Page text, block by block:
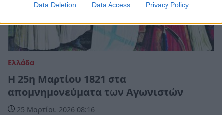
Data Deletion Data Access Privacy Policy
Ελλάδα
Η 25η Μαρτίου 1821 στα
απομνημονεύματα των Αγωνιστών
25 Μαρτίου 2026 08:16